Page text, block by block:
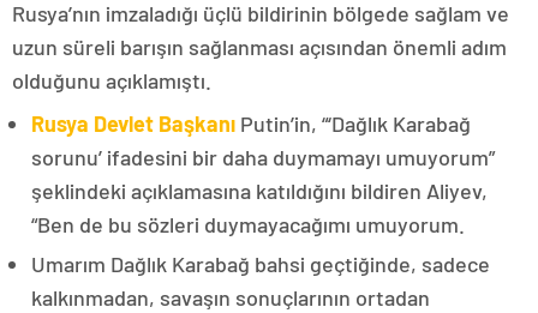
Rusya’nın imzaladığı üçlü bildirinin bölgede sağlam ve
uzun süreli barışın sağlanması açısından önemli adım
olduğunu açıklamıştı.
Rusya Devlet Başkanı Putin’in, “‘Dağlık Karabağ
sorunu’ ifadesini bir daha duymamayı umuyorum”
şeklindeki açıklamasına katıldığını bildiren Aliyev,
“Ben de bu sözleri duymayacağımı umuyorum.
Umarım Dağlık Karabağ bahsi geçtiğinde, sadece
kalkınmadan, savaşın sonuçlarının ortadan